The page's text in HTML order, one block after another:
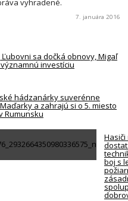
7. januára 2016
sa dočká obnovy, Migaľ
investíciu
hádzanárky suverénne
a zahrajú si o 5. miesto
Rumunsku
Hasiči
boj s